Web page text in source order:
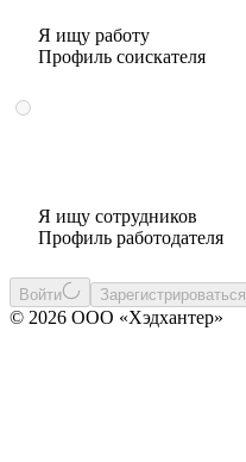
Я ищу работу
Профиль соискателя
Я ищу сотрудников
Профиль работодателя
Войти Зарегистрироваться
© 2026 ООО «Хэдхантер»